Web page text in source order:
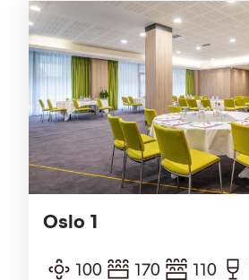
Oslo 1
100 170 110